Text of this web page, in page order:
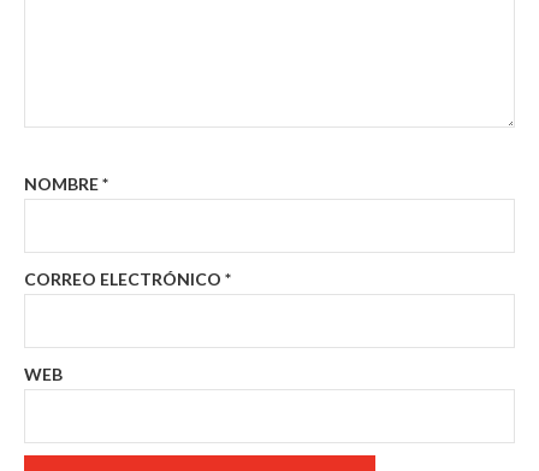
NOMBRE*
CORREO ELECTRÓNICO *
WEB